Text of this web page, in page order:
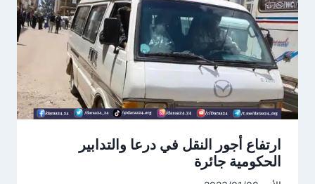
ارتفاع أجور النقل في درعا والتدابير
الحكومية جائرة